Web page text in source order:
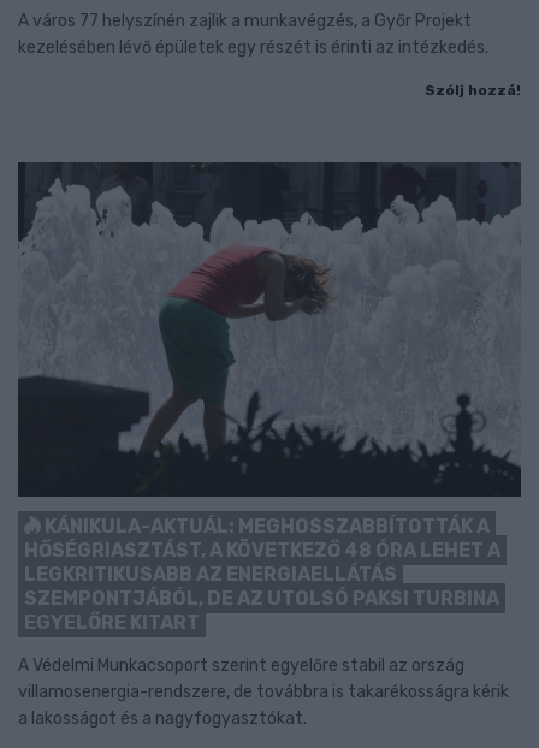
A város 77 helyszínén zajlik a munkavégzés, a Győr Projekt
kezelésében lévő épületek egy részét is érinti az intézkedés.
Szólj hozzá!
KÁNIKULA-AKTUÁL: MEGHOSSZABBÍTOTTÁK A
HŐSÉGRIASZTÁST, A KÖVETKEZŐ 48 ÓRA LEHET A
LEGKRITIKUSABB AZ ENERGIAELLÁTÁS
SZEMPONTJÁBÓL, DE AZ UTOLSÓ PAKSI TURBINA
EGYELŐRE KITART
A Védelmi Munkacsoport szerint egyelőre stabil az ország
villamosenergia-rendszere, de továbbra is takarékosságra kérik
a lakosságot és a nagyfogyasztókat.